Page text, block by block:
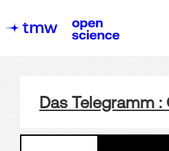
Das Telegramm